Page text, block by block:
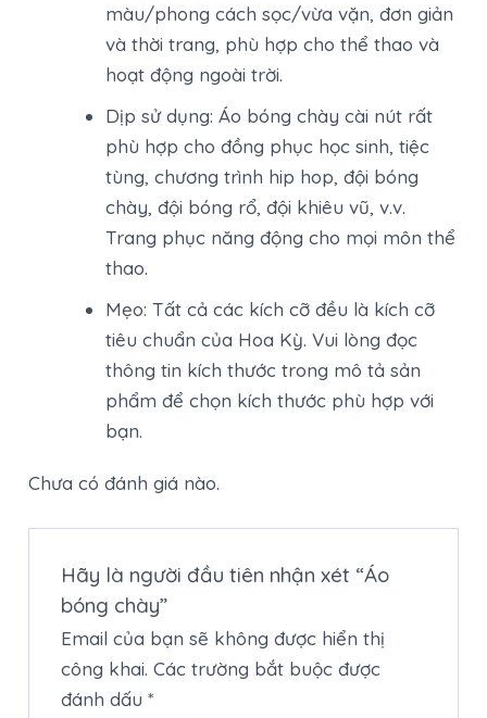
màu/phong cách sọc/vừa vặn, đơn giản
và thời trang, phù hợp cho thể thao và
hoạt động ngoài trời.
Dịp sử dụng: Áo bóng chày cài nút rất
phù hợp cho đồng phục học sinh, tiệc
tùng, chương trình hip hop, đội bóng
chày, đội bóng rổ, đội khiêu vũ, v.v.
Trang phục năng động cho mọi môn thể
thao.
Mẹo: Tất cả các kích cỡ đều là kích cỡ
tiêu chuẩn của Hoa Kỳ. Vui lòng đọc
thông tin kích thước trong mô tả sản
phẩm để chọn kích thước phù hợp với
bạn.
Chưa có đánh giá nào.
Hãy là người đầu tiên nhận xét “Áo
bóng chày”
Email của bạn sẽ không được hiển thị
công khai. Các trường bắt buộc được
đánh dấu *